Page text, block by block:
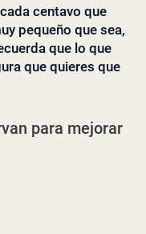
centavo que
pequeño que sea,
que lo que
que quieres que
para mejorar